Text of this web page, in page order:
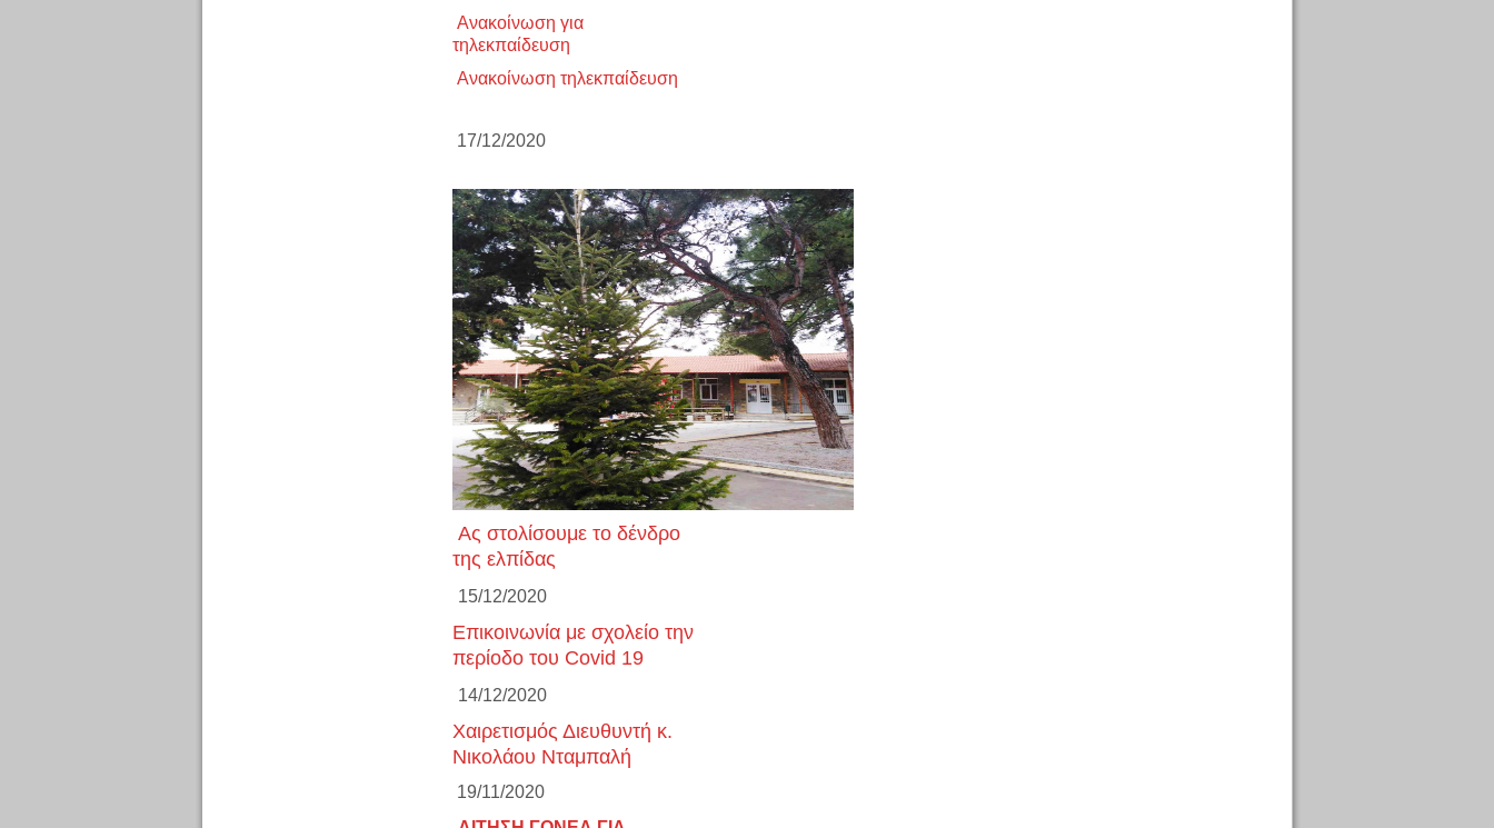
Ανακοίνωση για
τηλεκπαίδευση
Ανακοίνωση τηλεκπαίδευση
17/12/2020
Ας στολίσουμε το δένδρο
της ελπίδας
15/12/2020
Επικοινωνία με σχολείο την
περίοδο του Covid 19
14/12/2020
Χαιρετισμός Διευθυντή κ.
Νικολάου Νταμπαλή
19/11/2020